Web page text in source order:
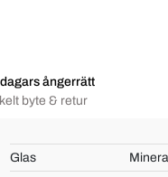
ångerrätt
byte & retur
Glas
Mineral